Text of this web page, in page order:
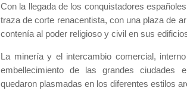
Con la llegada de los conquistadores
traza de corte renacentista, con una plaza de
contenía al poder religioso y civil en sus
La minería y el intercambio comercial,
embellecimiento de las grandes ciudades
quedaron plasmadas en los diferentes estilos